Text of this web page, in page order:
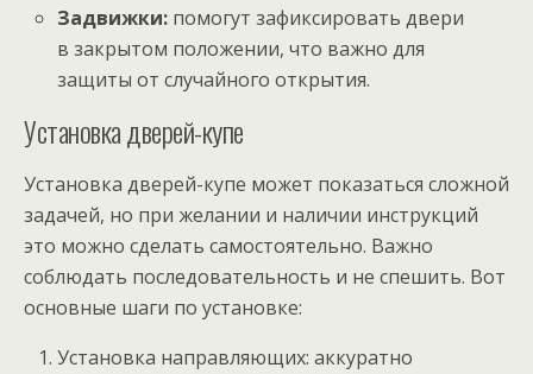
Задвижки: помогут зафиксировать двери
в закрытом положении, что важно для
защиты от случайного открытия.
Установка дверей-купе
Установка дверей-купе может показаться сложной
задачей, но при желании и наличии инструкций
это можно сделать самостоятельно. Важно
соблюдать последовательность и не спешить. Вот
основные шаги по установке:
Установка направляющих: аккуратно